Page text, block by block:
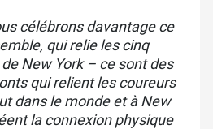
célébrons davantage ce
qui relie les cinq
New York – ce sont des
qui relient les coureurs
dans le monde et à New
la connexion physique